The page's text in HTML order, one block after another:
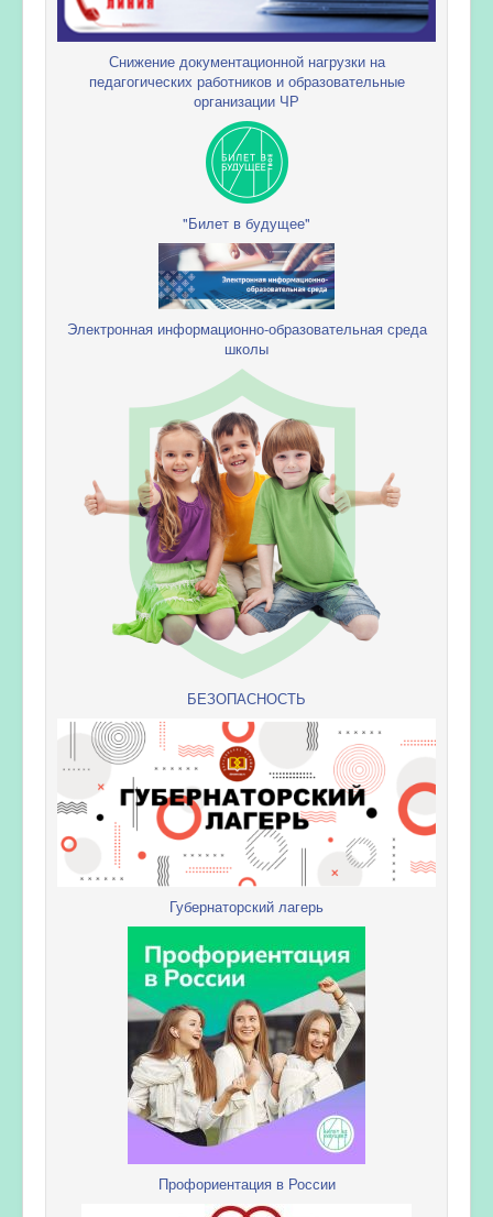
Снижение документационной нагрузки на
педагогических работников и образовательные
организации ЧР
"Билет в будущее"
Электронная информационно-образовательная среда
школы
БЕЗОПАСНОСТЬ
Губернаторский лагерь
Профориентация в России